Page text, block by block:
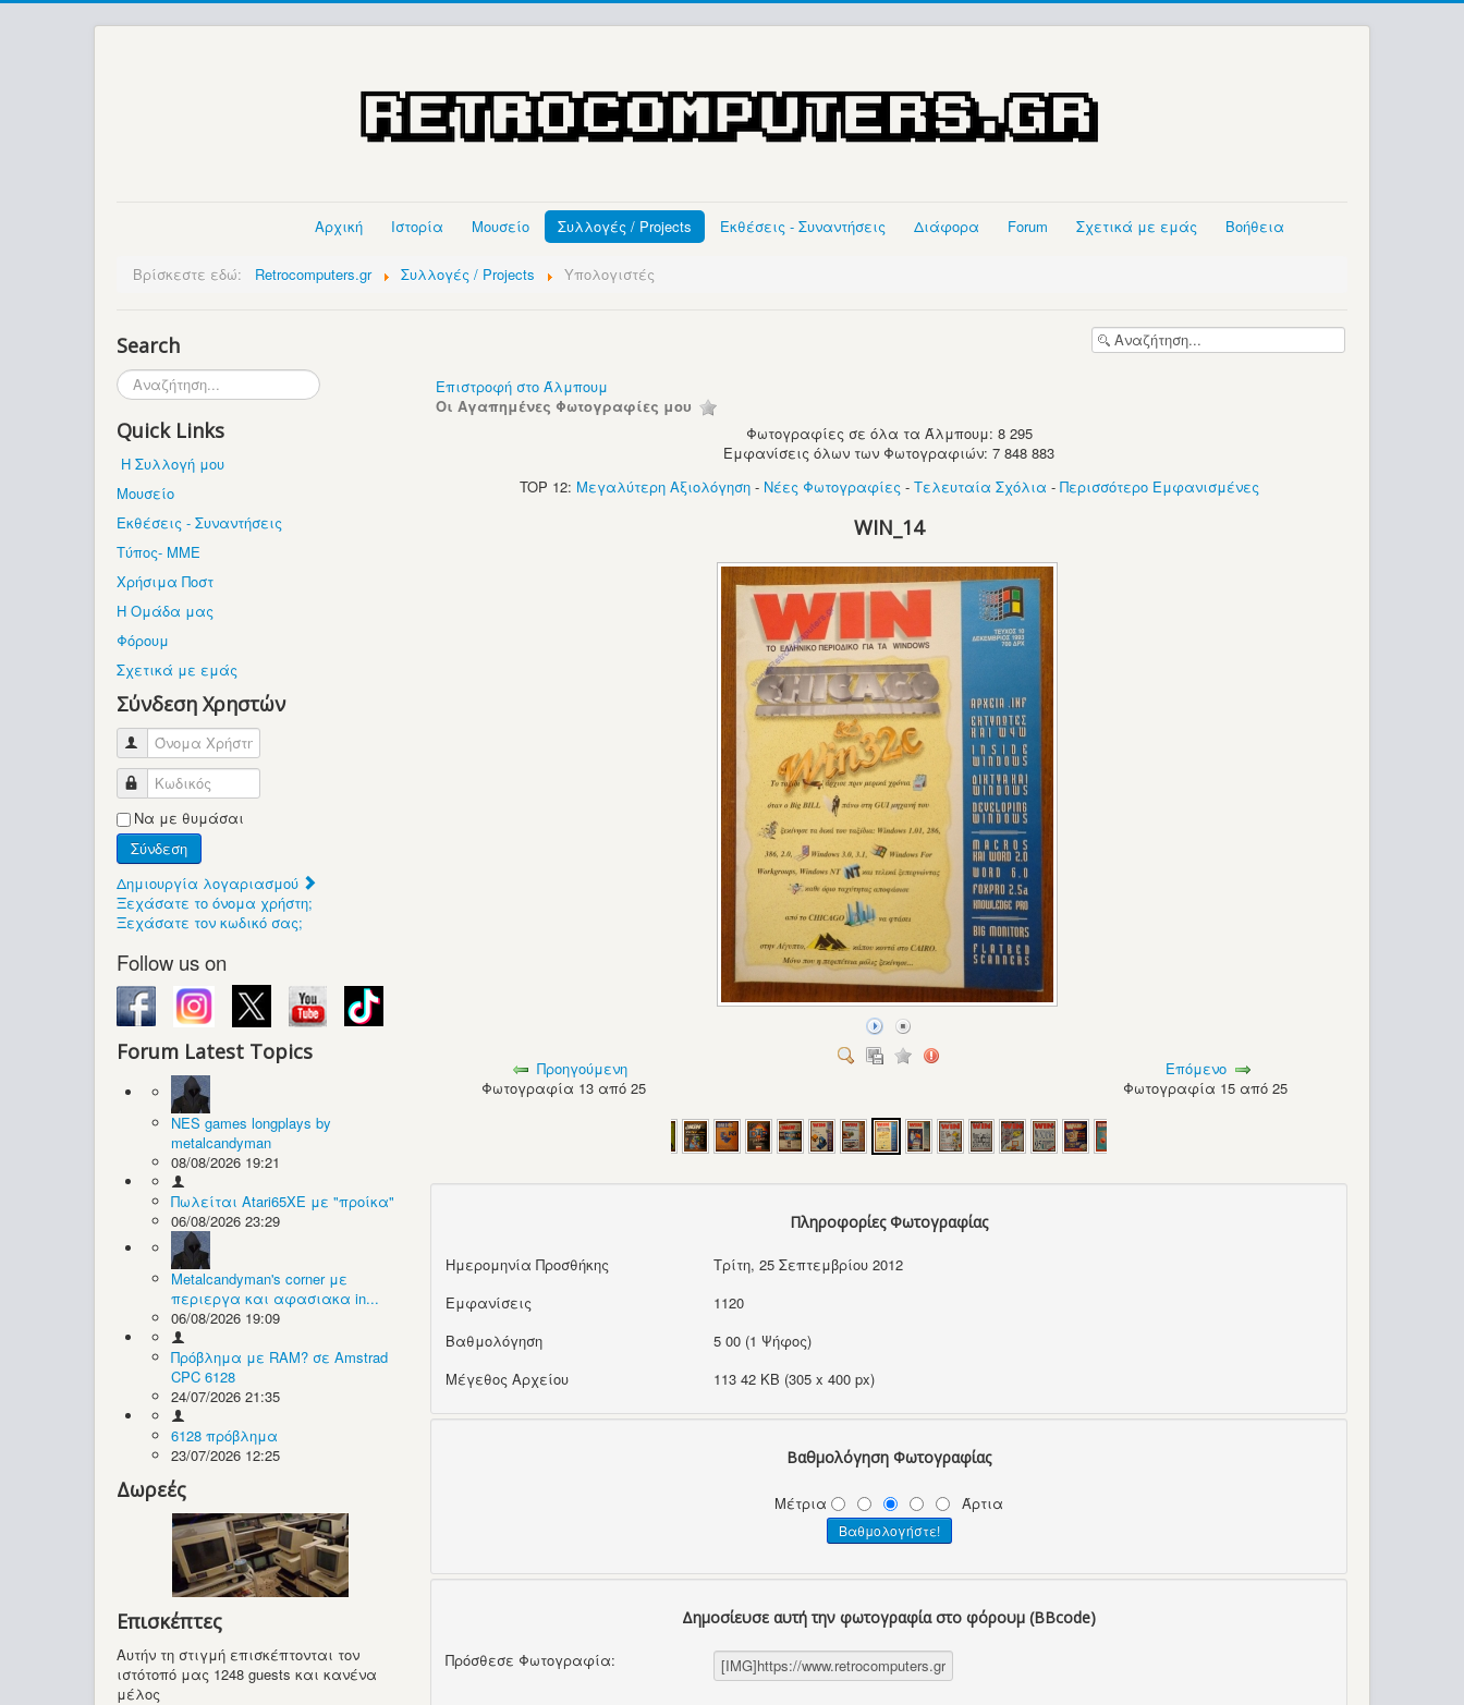
Αρχική Ιστορία Μουσείο Συλλογές / Projects Εκθέσεις - Συναντήσεις Διάφορα Forum Σχετικά με εμάς Βοήθεια
Βρίσκεστε εδώ: Retrocomputers.gr Συλλογές / Projects Υπολογιστές
Search
Αναζήτηση...
Quick Links
Η Συλλογή μου
Μουσείο
Εκθέσεις - Συναντήσεις
Τύπος- ΜΜΕ
Χρήσιμα Ποστ
Η Ομάδα μας
Φόρουμ
Σχετικά με εμάς
Σύνδεση Χρηστών
Όνομα Χρήστη
Κωδικός
Να με θυμάσαι
Σύνδεση
Δημιουργία λογαριασμού
Ξεχάσατε το όνομα χρήστη;
Ξεχάσατε τον κωδικό σας;
Follow us on
Forum Latest Topics
NES games longplays by
metalcandyman
08/08/2026 19:21
Πωλείται Atari65XE με "προίκα"
06/08/2026 23:29
Metalcandyman's corner με
περιεργα και αφασιακα in...
06/08/2026 19:09
Πρόβλημα με RAM? σε Amstrad
CPC 6128
24/07/2026 21:35
6128 πρόβλημα
23/07/2026 12:25
Δωρεές
Επισκέπτες
Αυτήν τη στιγμή επισκέπτονται τον
ιστότοπό μας 1248 guests και κανένα
μέλος
Επιστροφή στο Άλμπουμ
Οι Αγαπημένες Φωτογραφίες μου
Φωτογραφίες σε όλα τα Άλμπουμ: 8 295
Εμφανίσεις όλων των Φωτογραφιών: 7 848 883
TOP 12: Μεγαλύτερη Αξιολόγηση- Νέες Φωτογραφίες - Τελευταία Σχόλια - Περισσότερο Εμφανισμένες
WIN_14
Προηγούμενη
Φωτογραφία 13 από 25
Επόμενο
Φωτογραφία 15 από 25
Πληροφορίες Φωτογραφίας
Ημερομηνία Προσθήκης
Τρίτη, 25 Σεπτεμβρίου 2012
Εμφανίσεις
1120
Βαθμολόγηση
5 00 (1 Ψήφος)
Μέγεθος Αρχείου
113 42 KB (305 x 400 px)
Βαθμολόγηση Φωτογραφίας
Μέτρια Άρτια
Δημοσίευσε αυτή την φωτογραφία στο φόρουμ (BBcode)
Πρόσθεσε Φωτογραφία: